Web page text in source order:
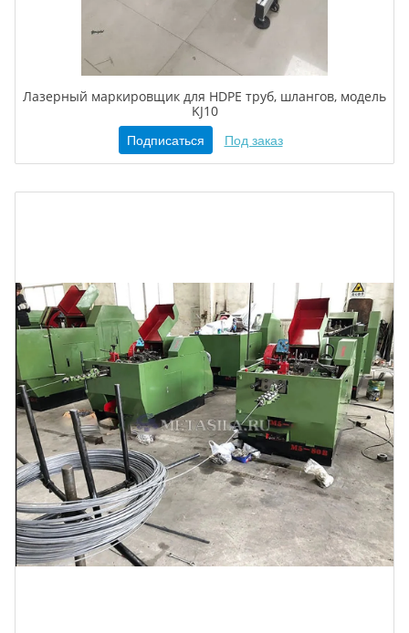
Лазерный маркировщик для HDPE труб, шлангов, модель
KJ10
Подписаться Под заказ